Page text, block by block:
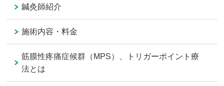
鍼灸師紹介
施術内容・料金
筋膜性疼痛症候群（MPS）、トリガーポイント療
法とは